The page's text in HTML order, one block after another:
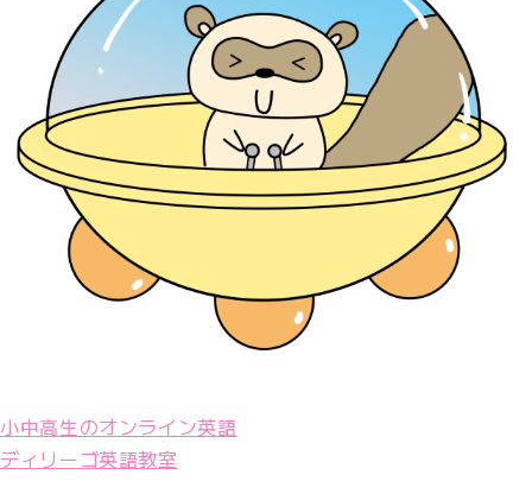
小中高生のオンライン英語
ディリーゴ英語教室